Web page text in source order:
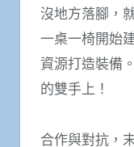
沒地方落腳，
一桌一椅開始
資源打造裝備
的雙手上！
合作與對抗，